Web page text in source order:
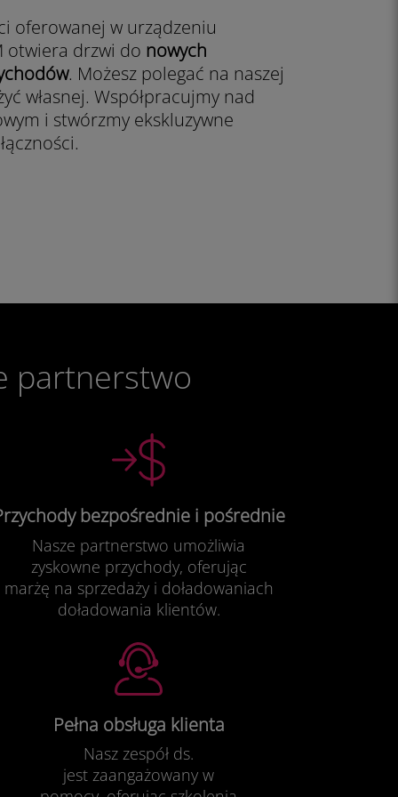
oferowanej w urządzeniu
otwiera drzwi do nowych
. Możesz polegać na naszej
własnej. Współpracujmy nad
i stwórzmy ekskluzywne
partnerstwo
bezpośrednie i pośrednie
Nasze partnerstwo umożliwia
zyskowne przychody, oferując
marżę na sprzedaży i doładowaniach
doładowania klientów.
Pełna obsługa klienta
Nasz zespół ds.
jest zaangażowany w